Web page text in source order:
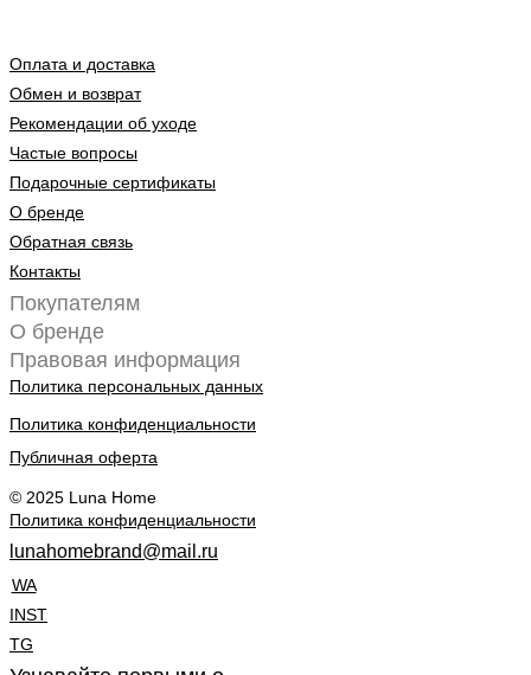
Оплата и доставка
Обмен и возврат
Рекомендации об уходе
Частые вопросы
Подарочные сертификаты
О бренде
Обратная связь
Контакты
Покупателям
О бренде
Правовая информация
Политика персональных данных
Политика конфиденциальности
Публичная оферта
© 2025 Luna Home
Политика конфиденциальности
lunahomebrand@mail.ru
WA
INST
TG